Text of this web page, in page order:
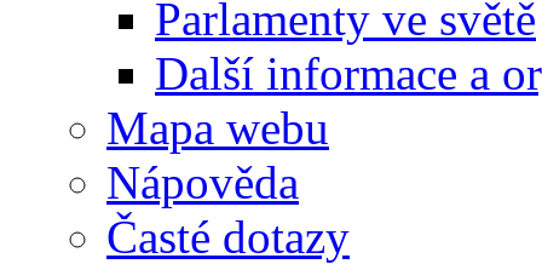
Parlamenty ve světě
Další informace a
Mapa webu
Nápověda
Časté dotazy